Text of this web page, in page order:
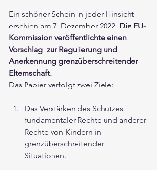
Ein schöner Schein in jeder Hinsicht
erschien am 7. Dezember 2022. Die EU-
Kommission veröffentlichte einen
Vorschlag  zur Regulierung und
Anerkennung grenzüberschreitender
Elternschaft.
Das Papier verfolgt zwei Ziele:
Das Verstärken des Schutzes
fundamentaler Rechte und anderer
Rechte von Kindern in
grenzüberschreitenden
Situationen.